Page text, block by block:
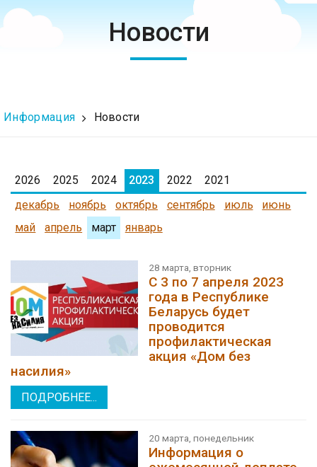
Новости
Информация Новости
2026 2025 2024 2023 2022
2021
декабрь
ноябрь октябрь сентябрь июль
июнь
май
апрель март январь
28 марта, вторник
С 3 по 7 апреля 2023
года в Республике
Беларусь будет
проводится
профилактическая
акция «Дом без
насилия»
ПОДРОБНЕЕ...
20 марта, понедельник
Информация о